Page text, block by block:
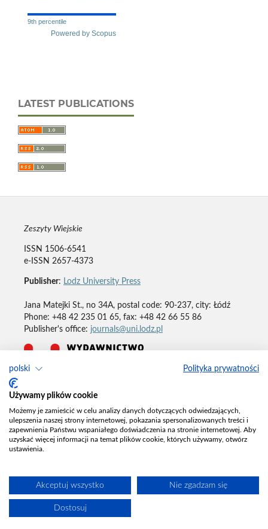
polski Polityka prywatności
Używamy plików cookie
Możemy je zamieścić w celu analizy danych dotyczących odwiedzających,
ulepszenia naszej strony internetowej, pokazania spersonalizowanych treści i
zapewnienia Państwu wspaniałego doświadczenia na stronie internetowej. Aby
uzyskać więcej informacji na temat plików cookie, których używamy, otwórz
ustawienia.
Akceptuj wszystko Nie zgadzam się
Dostosuj
9th percentile
Powered by Scopus
LATEST PUBLICATIONS
Zeszyty Wiejskie
ISSN 1506-6541
e-ISSN 2657-4373
Publisher: Lodz University Press
Jana Matejki St., no 34A, postal code: 90-237, city: Łódź
Phone: +48 42 235 01 65, fax: +48 42 66 55 86
Publisher's office: journals@uni.lodz.pl
Deklaracja dostępności